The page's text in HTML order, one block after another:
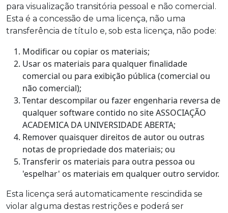
para visualização transitória pessoal e não comercial.
Esta é a concessão de uma licença, não uma
transferência de título e, sob esta licença, não pode:
Modificar ou copiar os materiais;
Usar os materiais para qualquer finalidade
comercial ou para exibição pública (comercial ou
não comercial);
Tentar descompilar ou fazer engenharia reversa de
qualquer software contido no site ASSOCIAÇÃO
ACADEMICA DA UNIVERSIDADE ABERTA;
Remover quaisquer direitos de autor ou outras
notas de propriedade dos materiais; ou
Transferir os materiais para outra pessoa ou
'espelhar' os materiais em qualquer outro servidor.
Esta licença será automaticamente rescindida se
violar alguma destas restrições e poderá ser